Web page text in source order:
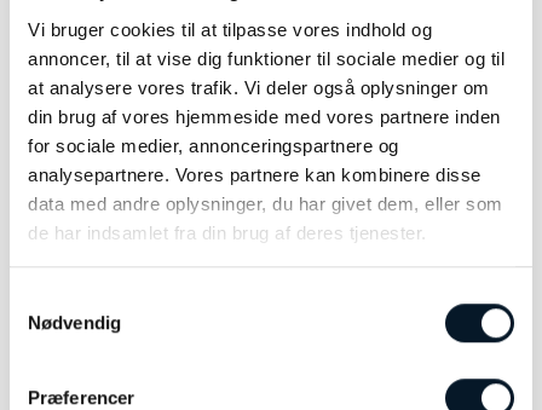
Vi bruger cookies til at tilpasse vores indhold og
annoncer, til at vise dig funktioner til sociale medier og til
at analysere vores trafik. Vi deler også oplysninger om
din brug af vores hjemmeside med vores partnere inden
for sociale medier, annonceringspartnere og
analysepartnere. Vores partnere kan kombinere disse
data med andre oplysninger, du har givet dem, eller som
de har indsamlet fra din brug af deres tjenester.
Nødvendig
Præferencer
quartzværk med Precidrive™ teknologi, som
sikrer en meget høj nøjagtighed i tidtagningen
Med en vandtæthed på op til 300 meter er
modellen skabt til en aktiv livsstil, mens Super-
LumiNova på visere og indekser gør det let at
aflæse tiden – selv i mørke
Et ur, der kombinerer styrke, præcision og et
alsidigt og pålideligt ur med et sporty udtryk.